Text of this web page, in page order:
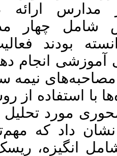
داده است.
مدیر مدرسه
قابل
دهند. به­منظور
ساختاریافته و
از روش کدگذاری
قرار گرفت.
مهم‌ترین عوامل
ریسک‌پذیری، کار